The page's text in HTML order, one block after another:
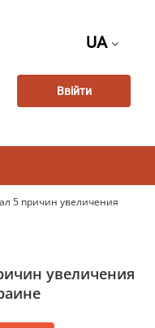
UA
Ввійти
5 причин увеличения
увеличения